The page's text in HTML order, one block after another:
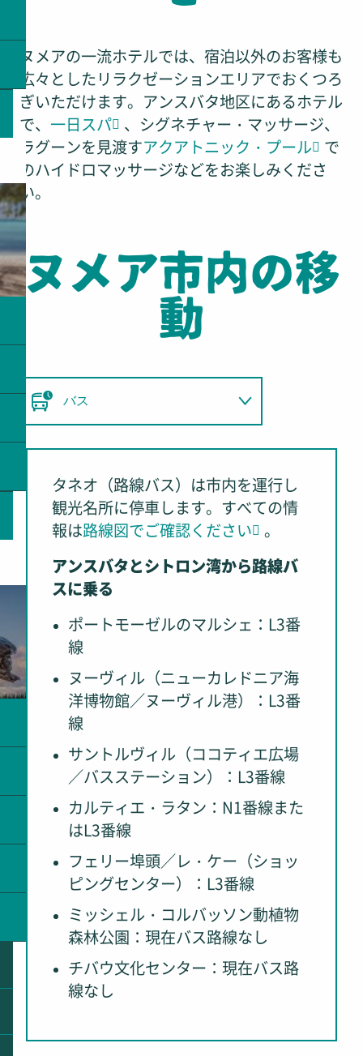
ヌメアの一流ホテルでは、宿泊以外のお客様も
広々としたリラクゼーションエリアでおくつろ
ぎいただけます。アンスバタ地区にあるホテル
で、 一日スパ
、シグネチャー・マッサージ、
ラグーンを見渡すアクアトニック・プール
で
のハイドロマッサージなどをお楽しみくださ
い。
ヌメア市内の移
動
バス
タクシー
徒歩
タネオ（路線バス）は市内を運行し
観光名所に停車します。すべての情
報は路線図でご確認ください 。
アンスバタとシトロン湾から路線バ
スに乗る
ポートモーゼルのマルシェ：L3番
線
ヌーヴィル（ニューカレドニア海
洋博物館／ヌーヴィル港）：L3番
線
サントルヴィル（ココティエ広場
／バスステーション）：L3番線
カルティエ・ラタン：N1番線また
はL3番線
フェリー埠頭／レ・ケー（ショッ
ピングセンター）：L3番線
ミッシェル・コルバッソン動植物
森林公園：現在バス路線なし
チバウ文化センター：現在バス路
線なし